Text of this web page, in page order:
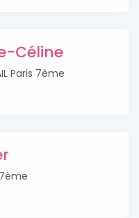
Céline
Paris 7ème
7ème